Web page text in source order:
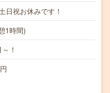
祝お休みです！
1時間)
！